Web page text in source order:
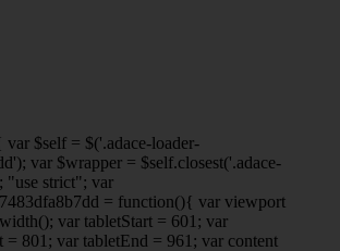
$self = $('.adace-loader-
var $wrapper = $self.closest('.adace-
"use strict"; var
= function(){ var viewport
var tabletStart = 601; var
= 801; var tabletEnd = 961; var content